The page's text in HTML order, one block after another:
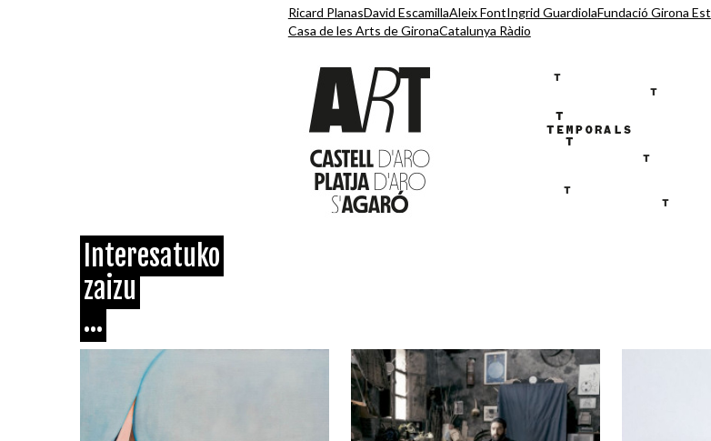
Ricard PlanasDavid EscamillaAleix FontIngrid GuardiolaFundació Girona Est
Casa de les Arts de GironaCatalunya Ràdio
Interesatuko
zaizu
...